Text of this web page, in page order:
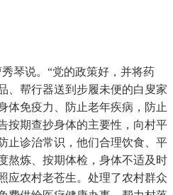
说。“党的政策好，并将药
、帮行器送到步履未便的白叟家
体免疫力、防止老年疾病，防止
按期查抄身体的主要性，向村平
止诊治常识，他们合理饮食、平
熬炼、按期体检，身体不适及时
应农村老苍生。处理了农村群众